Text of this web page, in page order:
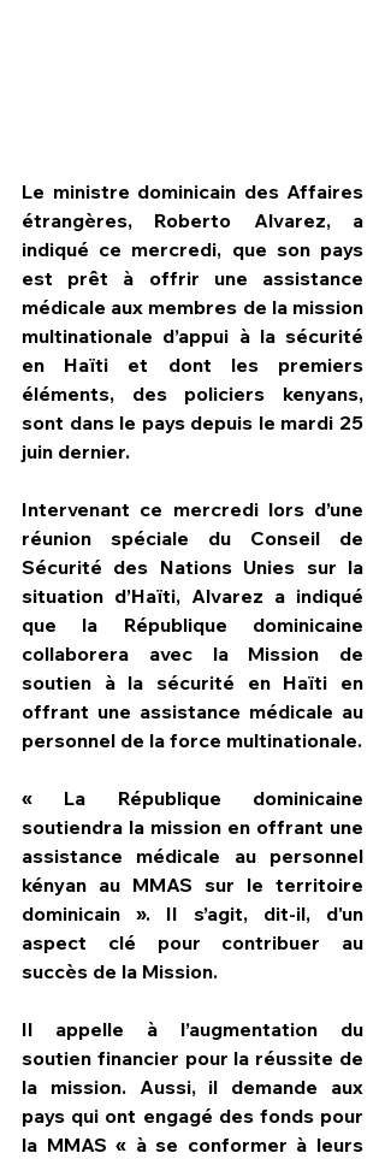
HPN Live
Le ministre dominicain des Affaires
étrangères, Roberto Alvarez, a
indiqué ce mercredi, que son pays
est prêt à offrir une assistance
médicale aux membres de la mission
multinationale d’appui à la sécurité
en Haïti et dont les premiers
éléments, des policiers kenyans,
sont dans le pays depuis le mardi 25
juin dernier.
Intervenant ce mercredi lors d’une
réunion spéciale du Conseil de
Sécurité des Nations Unies sur la
situation d’Haïti, Alvarez a indiqué
que la République dominicaine
collaborera avec la Mission de
soutien à la sécurité en Haïti en
offrant une assistance médicale au
personnel de la force multinationale.
« La République dominicaine
soutiendra la mission en offrant une
assistance médicale au personnel
kényan au MMAS sur le territoire
dominicain ». Il s’agit, dit-il, d'un
aspect clé pour contribuer au
succès de la Mission.
Il appelle à l’augmentation du
soutien financier pour la réussite de
la mission. Aussi, il demande aux
pays qui ont engagé des fonds pour
la MMAS « à se conformer à leurs